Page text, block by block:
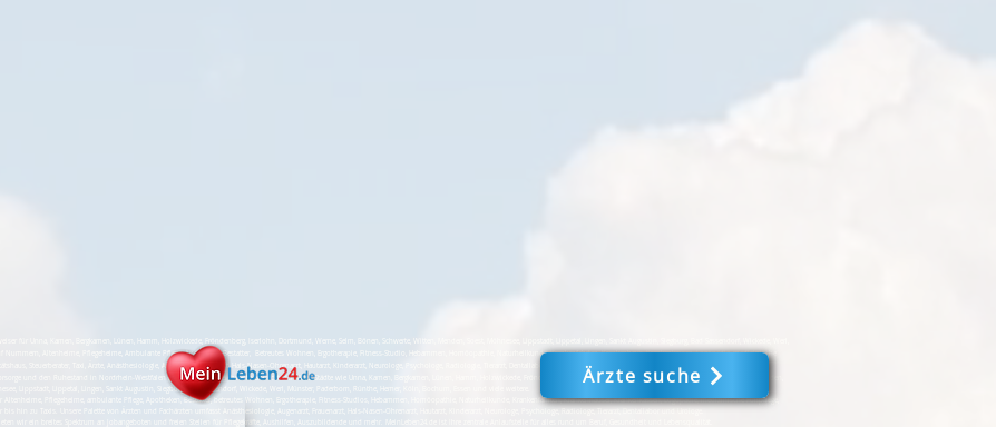
für Unna, Kamen, Bergkamen, Lünen, Hamm, Holzwickede, Fröndenberg, Iserlohn, Dortmund, Werne, Selm, Bönen, Schwerte, Witten, Menden, Soest, Möhnesee, Lippstadt, Lippetal, Lingen, Sankt Augustin, Siegburg, Bad Sassendorf, Wickede, Werl,
Altenheime, Pflegeheime, Ambulante Pflege, Apotheken, Bestatter, Betreutes Wohnen, Ergotherapie, Fitness-Studio, Hebammen, Homöopathie, Naturheilkunde, Krankenfahrten, Krankenhaus, Krankenkassen, Logopädie, medizinische
Steuerberater, Taxi, Ärzte, Anästhesiologie, Augenarzt, Frauenarzt, Hals-Nasen-Ohrenarzt, Hautarzt, Kinderarzt, Neurologe, Psychologe, Radiologie, Tierarzt, Dentallabor, Zahnarzt, Urologe - Mein Leben 24 #
und den Ruhestand in Nordrhein-Westfalen (NRW). Unsere Reichweite erstreckt sich über Städte wie Unna, Kamen, Bergkamen, Lünen, Hamm, Holzwickede, Fröndenberg, Iserlohn, Dortmund, Werne, Selm, Bönen, Schwerte, Witten, Menden,
Lippstadt, Lippetal, Lingen, Sankt Augustin, Siegburg, Bad Sassendorf, Wickede, Werl, Münster, Paderborn, Rünthe, Hemer, Köln, Bochum, Essen und viele weitere.
Pflegeheime, ambulante Pflege, Apotheken, Bestatter, betreutes Wohnen, Ergotherapie, Fitness-Studios, Hebammen, Homöopathie, Naturheilkunde, Krankenfahrten, Krankenhäuser, Krankenkassen, Logopädie, medizinische Fußpflege,
bis hin zu Taxis. Unsere Palette von Ärzten und Fachärzten umfasst Anästhesiologie, Augenarzt, Frauenarzt, Hals-Nasen-Ohrenarzt, Hautarzt, Kinderarzt, Neurologe, Psychologe, Radiologe, Tierarzt, Dentallabor und Urologe.
wir ein breites Spektrum an Jobangeboten und freien Stellen für Pflegekräfte, Aushilfen, Auszubildende und mehr. MeinLeben24.de ist Ihre zentrale Anlaufstelle für alles rund um Beruf, Gesundheit und Lebensqualität.
Ärzte suche